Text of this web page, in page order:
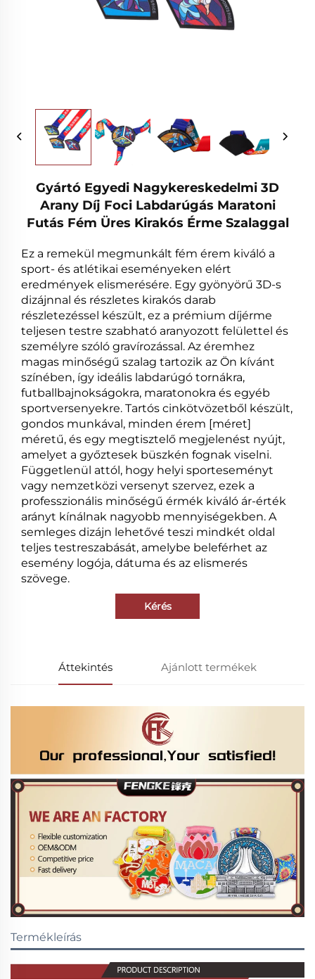
Gyártó Egyedi Nagykereskedelmi 3D
Arany Díj Foci Labdarúgás Maratoni
Futás Fém Üres Kirakós Érme Szalaggal
Ez a remekül megmunkált fém érem kiváló a
sport- és atlétikai eseményeken elért
eredmények elismerésére. Egy gyönyörű 3D-s
dizájnnal és részletes kirakós darab
részletezéssel készült, ez a prémium díjérme
teljesen testre szabható aranyozott felülettel és
személyre szóló gravírozással. Az éremhez
magas minőségű szalag tartozik az Ön kívánt
színében, így ideális labdarúgó tornákra,
futballbajnokságokra, maratonokra és egyéb
sportversenyekre. Tartós cinkötvözetből készült,
gondos munkával, minden érem [méret]
méretű, és egy megtisztelő megjelenést nyújt,
amelyet a győztesek büszkén fognak viselni.
Függetlenül attól, hogy helyi sporteseményt
vagy nemzetközi versenyt szervez, ezek a
professzionális minőségű érmék kiváló ár-érték
arányt kínálnak nagyobb mennyiségekben. A
semleges dizájn lehetővé teszi mindkét oldal
teljes testreszabását, amelybe beleférhet az
esemény logója, dátuma és az elismerés
szövege.
Kérés
Áttekintés Ajánlott termékek
Termékleírás